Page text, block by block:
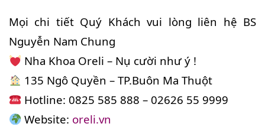
Mọi chi tiết Quý Khách vui lòng liên hệ BS
Nguyễn Nam Chung
Nha Khoa Oreli – Nụ cười như ý !
135 Ngô Quyền – TP.Buôn Ma Thuột
Hotline: 0825 585 888 – 02626 55 9999
Website: oreli.vn